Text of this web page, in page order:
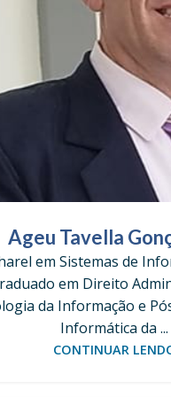
Ageu Tavella
em Sistemas de
em Direito
da Informação e
Informática da ...
CONTINUAR